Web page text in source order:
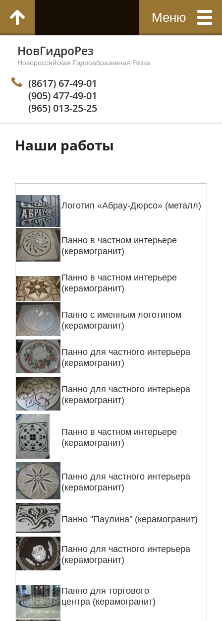
НовГидроРез
Новороссийская Гидроабразивная Резка
(8617) 67-49-01
(905) 477-49-01
(965) 013-25-25
Наши работы
Логотип «Абрау-Дюрсо» (металл)
Панно в частном интерьере
(керамогранит)
Панно в частном интерьере
(керамогранит)
Панно с именным логотипом
(керамогранит)
Панно для частного интерьера
(керамогранит)
Панно для частного интерьера
(керамогранит)
Панно в частном интерьере
(керамогранит)
Панно для частного интерьера
(керамогранит)
Панно "Паулина" (керамогранит)
Панно для частного интерьера
(керамогранит)
Панно для торгового
центра (керамогранит)